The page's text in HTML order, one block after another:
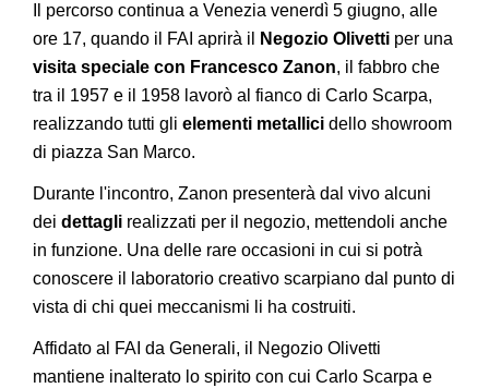
Il percorso continua a Venezia venerdì 5 giugno, alle
ore 17, quando il FAI aprirà il
Negozio Olivetti per una
visita speciale con Francesco Zanon, il fabbro che
tra il 1957 e il 1958 lavorò al fianco di Carlo Scarpa,
realizzando tutti gli elementi metallici dello showroom
di piazza San Marco.
Durante l'incontro, Zanon presenterà dal vivo alcuni
dei dettagli realizzati per il negozio, mettendoli anche
in funzione. Una delle rare occasioni in cui si potrà
conoscere il laboratorio creativo scarpiano dal punto di
vista di chi quei meccanismi li ha costruiti.
Affidato al FAI da Generali, il Negozio Olivetti
mantiene inalterato lo spirito con cui Carlo Scarpa e